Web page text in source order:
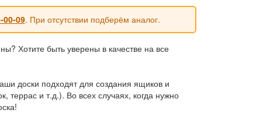
00-09. При отсутствии подберём аналог.
Хотите быть уверены в качестве на все
доски подходят для создания ящиков и
террас и т.д.). Во всех случаях, когда нужно